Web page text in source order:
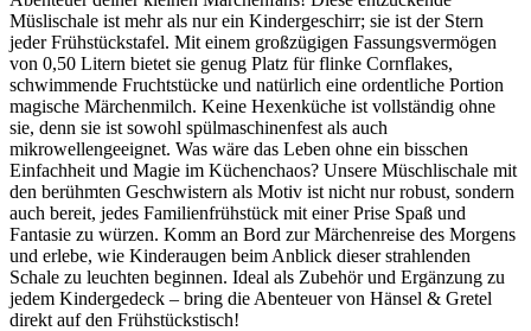
Müslischale ist mehr als nur ein Kindergeschirr; sie ist der Stern
jeder Frühstückstafel. Mit einem großzügigen Fassungsvermögen
von 0,50 Litern bietet sie genug Platz für flinke Cornflakes,
schwimmende Fruchtstücke und natürlich eine ordentliche Portion
magische Märchenmilch. Keine Hexenküche ist vollständig ohne
sie, denn sie ist sowohl spülmaschinenfest als auch
mikrowellengeeignet. Was wäre das Leben ohne ein bisschen
Einfachheit und Magie im Küchenchaos? Unsere Müschlischale mit
den berühmten Geschwistern als Motiv ist nicht nur robust, sondern
auch bereit, jedes Familienfrühstück mit einer Prise Spaß und
Fantasie zu würzen. Komm an Bord zur Märchenreise des Morgens
und erlebe, wie Kinderaugen beim Anblick dieser strahlenden
Schale zu leuchten beginnen. Ideal als Zubehör und Ergänzung zu
jedem Kindergedeck – bring die Abenteuer von Hänsel & Gretel
direkt auf den Frühstückstisch!